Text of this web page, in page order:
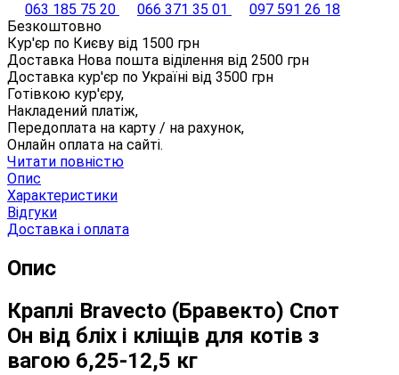
063 185 75 20
066 371 35 01
097 591 26 18
Безкоштовно
Кур'єр по Києву від 1500 грн
Доставка Нова пошта віділення від 2500 грн
Доставка кур'єр по Україні від 3500 грн
Готівкою кур'єру,
Накладений платіж,
Передоплата на карту / на рахунок,
Онлайн оплата на сайті.
Читати повністю
Опис
Характеристики
Відгуки
Доставка і оплата
Опис
Краплі Bravecto (Бравекто) Спот
Он від бліх і кліщів для котів з
вагою 6,25-12,5 кг